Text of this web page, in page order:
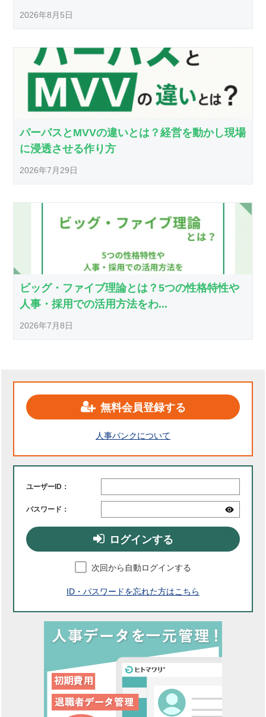
2026年8月5日
パーパスとMVVの違いとは？経営を動かし現場
に浸透させる作り方
2026年7月29日
ビッグ・ファイブ理論とは？5つの性格特性や
人事・採用での活用方法をわ...
2026年7月8日
無料会員登録する
人事バンクについて
ユーザーID：
パスワード：
ログインする
次回から自動ログインする
ID・パスワードを忘れた方はこちら